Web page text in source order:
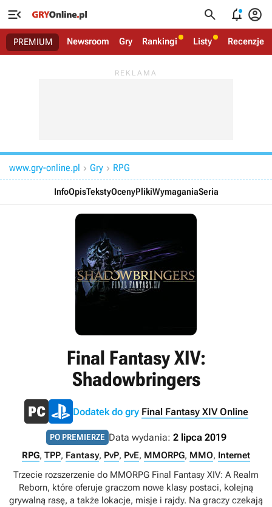
   
PREMIUM Newsroom Gry Rankingi Listy Recenzje
www.gry-online.pl  Gry  RPG
InfoOpisTekstyOcenyPlikiWymaganiaSeria
Final Fantasy XIV:
Shadowbringers
Dodatek do gry Final Fantasy XIV Online
PO PREMIERZE Data wydania: 2 lipca 2019
RPG, TPP, Fantasy, PvP, PvE, MMORPG, MMO, Internet
Trzecie rozszerzenie do MMORPG Final Fantasy XIV: A Realm
Reborn, które oferuje graczom nowe klasy postaci, kolejną
grywalną rasę, a także lokacje, misje i rajdy. Na graczy czekają